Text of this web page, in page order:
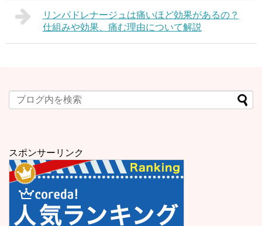
リンパドレナージュは痛いほど効果があるの？
仕組みや効果、痛む理由について解説
スポンサーリンク